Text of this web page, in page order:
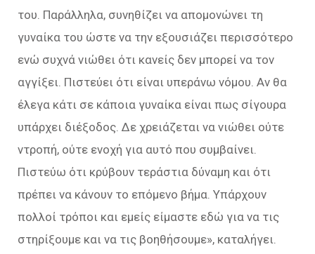
του. Παράλληλα, συνηθίζει να απομονώνει τη
γυναίκα του ώστε να την εξουσιάζει περισσότερο
ενώ συχνά νιώθει ότι κανείς δεν μπορεί να τον
αγγίξει. Πιστεύει ότι είναι υπεράνω νόμου. Αν θα
έλεγα κάτι σε κάποια γυναίκα είναι πως σίγουρα
υπάρχει διέξοδος. Δε χρειάζεται να νιώθει ούτε
ντροπή, ούτε ενοχή για αυτό που συμβαίνει.
Πιστεύω ότι κρύβουν τεράστια δύναμη και ότι
πρέπει να κάνουν το επόμενο βήμα. Υπάρχουν
πολλοί τρόποι και εμείς είμαστε εδώ για να τις
στηρίξουμε και να τις βοηθήσουμε», καταλήγει.